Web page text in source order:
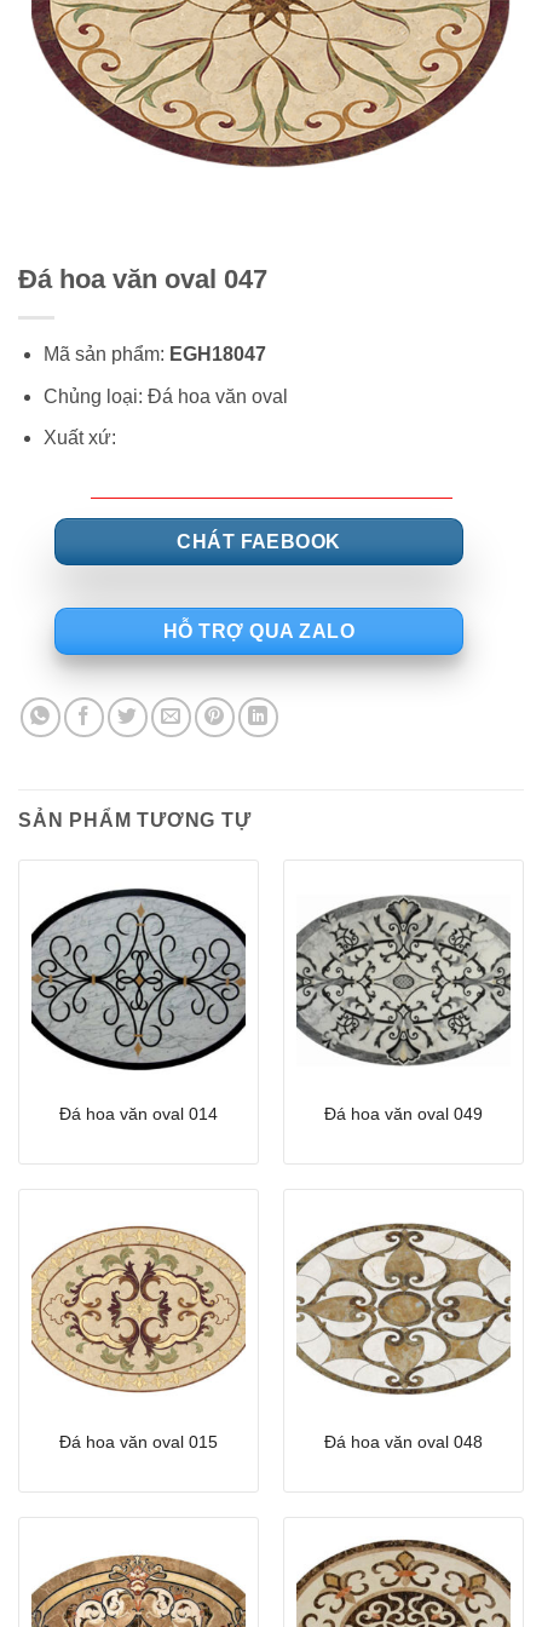
Đá hoa văn oval 047
Mã sản phẩm: EGH18047
Chủng loại: Đá hoa văn oval
Xuất xứ:
CHÁT FAEBOOK
HỖ TRỢ QUA ZALO
SẢN PHẨM TƯƠNG TỰ
Đá hoa văn oval 014 Đá hoa văn oval 049
Đá hoa văn oval 015 Đá hoa văn oval 048